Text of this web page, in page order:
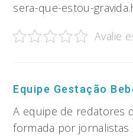
sera-que-estou-
Avalie
Equipe Gestação
A equipe de redatores
formada por jornalistas